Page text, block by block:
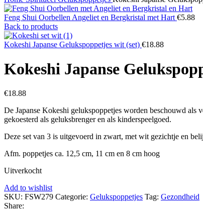
Feng Shui Oorbellen Angeliet en Bergkristal met Hart €5.88
Back to products
Kokeshi Japanse Gelukspoppetjes wit (set) €18.88
Kokeshi Japanse
€18.88
De Japanse Kokeshi gelukspoppetjes worden beschouwd als
gekoesterd als geluksbrenger en als kinderspeelgoed.
Deze set van 3 is uitgevoerd in zwart, met wit gezichtje en
Afm. poppetjes ca. 12,5 cm, 11 cm en 8 cm hoog
Uitverkocht
Add to wishlist
SKU: FSW279 Categorie: Gelukspoppetjes Tag: Gezondheid
Share: